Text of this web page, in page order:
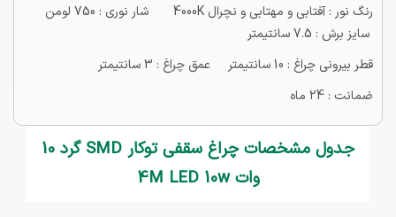
رنگ نور : آفتابی و مهتابی و نچرال 4000K شار نوری : 750 لومن
سایز برش : 7.5 سانتیمتر
قطر بیرونی چراغ : 10 سانتیمتر عمق چراغ : 3 سانتیمتر
ضمانت : 24 ماه
جدول مشخصات چراغ سقفی توکار SMD گرد 10
وات 4M LED 10w